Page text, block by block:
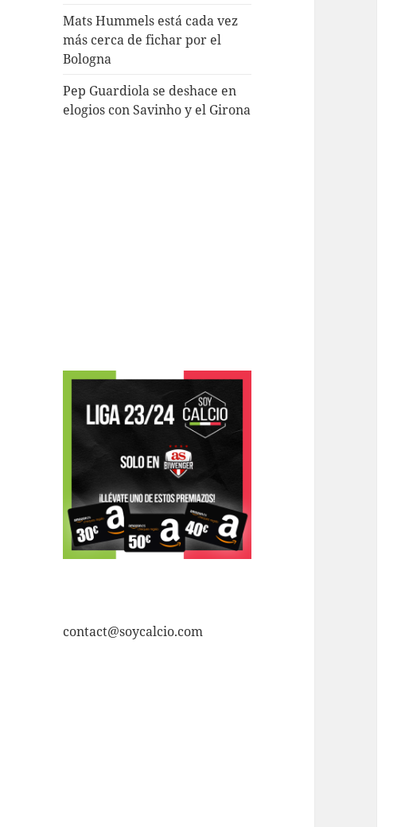
Mats Hummels está cada vez
más cerca de fichar por el
Bologna
Pep Guardiola se deshace en
elogios con Savinho y el Girona
contact@soycalcio.com